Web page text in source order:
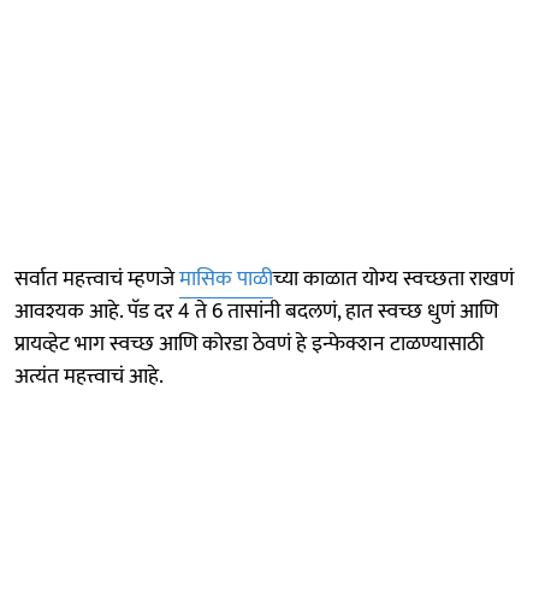
सर्वात महत्त्वाचं म्हणजेमासिक पाळीच्या काळात योग्य स्वच्छता राखणं
आवश्यक आहे. पॅड दर 4 ते 6 तासांनी बदलणं, हात स्वच्छ धुणं आणि
प्रायव्हेट भाग स्वच्छ आणि कोरडा ठेवणं हे इन्फेक्शन टाळण्यासाठी
अत्यंत महत्त्वाचं आहे.